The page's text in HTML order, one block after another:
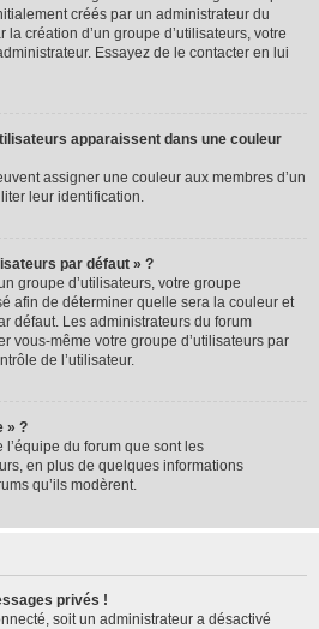
créés par un administrateur du
création d’un groupe d’utilisateurs, votre
Essayez de le contacter en lui
apparaissent dans une couleur
assigner une couleur aux membres d’un
leur identification.
par défaut » ?
groupe d’utilisateurs, votre groupe
afin de déterminer quelle sera la couleur et
défaut. Les administrateurs du forum
vous-même votre groupe d’utilisateurs par
de l’utilisateur.
» ?
du forum que sont les
en plus de quelques informations
qu’ils modèrent.
privés !
soit un administrateur a désactivé